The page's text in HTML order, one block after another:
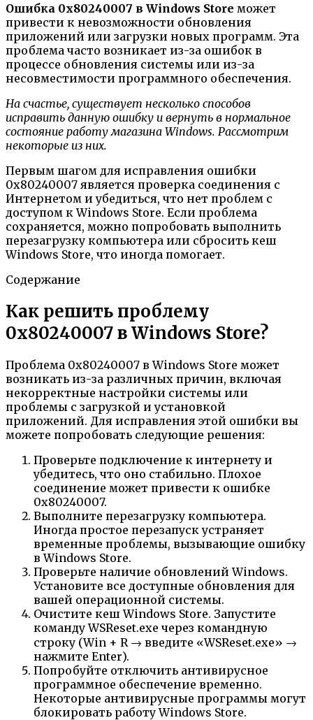
Ошибка 0x80240007 в Windows Store может
привести к невозможности обновления
приложений или загрузки новых программ. Эта
проблема часто возникает из-за ошибок в
процессе обновления системы или из-за
несовместимости программного обеспечения.
На счастье, существует несколько способов
исправить данную ошибку и вернуть в нормальное
состояние работу магазина Windows. Рассмотрим
некоторые из них.
Первым шагом для исправления ошибки
0x80240007 является проверка соединения с
Интернетом и убедиться, что нет проблем с
доступом к Windows Store. Если проблема
сохраняется, можно попробовать выполнить
перезагрузку компьютера или сбросить кеш
Windows Store, что иногда помогает.
Содержание
Как решить проблему
0x80240007 в Windows Store?
Проблема 0x80240007 в Windows Store может
возникать из-за различных причин, включая
некорректные настройки системы или
проблемы с загрузкой и установкой
приложений. Для исправления этой ошибки вы
можете попробовать следующие решения:
Проверьте подключение к интернету и
убедитесь, что оно стабильно. Плохое
соединение может привести к ошибке
0x80240007.
Выполните перезагрузку компьютера.
Иногда простое перезапуск устраняет
временные проблемы, вызывающие ошибку
в Windows Store.
Проверьте наличие обновлений Windows.
Установите все доступные обновления для
вашей операционной системы.
Очистите кеш Windows Store. Запустите
команду WSReset.exe через командную
строку (Win + R → введите «WSReset.exe» →
нажмите Enter).
Попробуйте отключить антивирусное
программное обеспечение временно.
Некоторые антивирусные программы могут
блокировать работу Windows Store.